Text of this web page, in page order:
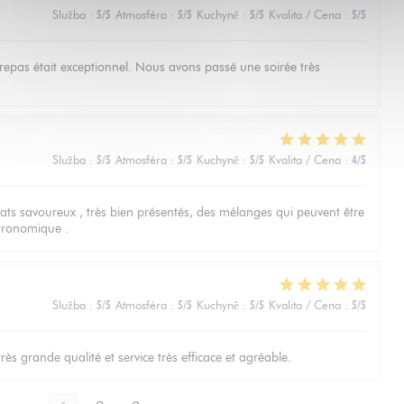
Služba: 5/5 Atmosféra: 5/5 Kuchyně : 5/5 Kvalita / Cena: 5/5
était exceptionnel. Nous avons passé une soirée très
Služba: 5/5 Atmosféra: 5/5 Kuchyně : 5/5 Kvalita / Cena: 4/5
savoureux , très bien présentés, des mélanges qui peuvent être
.
Služba: 5/5 Atmosféra: 5/5 Kuchyně : 5/5 Kvalita / Cena: 5/5
grande qualité et service très efficace et agréable.